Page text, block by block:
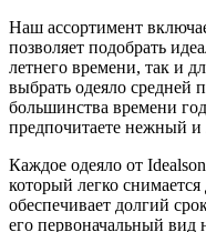
Наш ассортимент
позволяет подобрать
летнего времени, так и
выбрать одеяло средней
большинства времени
предпочитаете нежный и
Каждое одеяло от
который легко
обеспечивает долгий
его первоначальный вид